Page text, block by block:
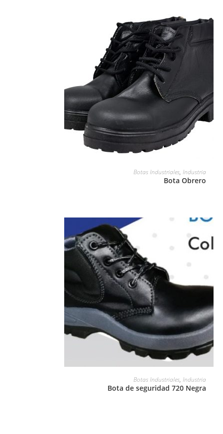
Botas Industriales,Industria
Bota Obrero
Botas Industriales,Industria
Bota de seguridad 720 Negra